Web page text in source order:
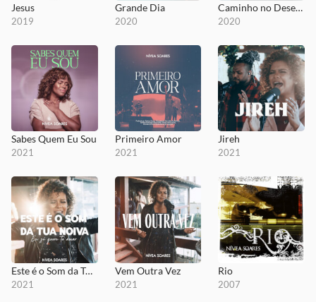
Jesus
2019
Grande Dia
2020
Caminho no Deserto
2020
Sabes Quem Eu Sou
2021
Primeiro Amor
2021
Jireh
2021
Este é o Som da Tua Noiva | Eu Só Quero Te Amar
2021
Vem Outra Vez
2021
Rio
2007